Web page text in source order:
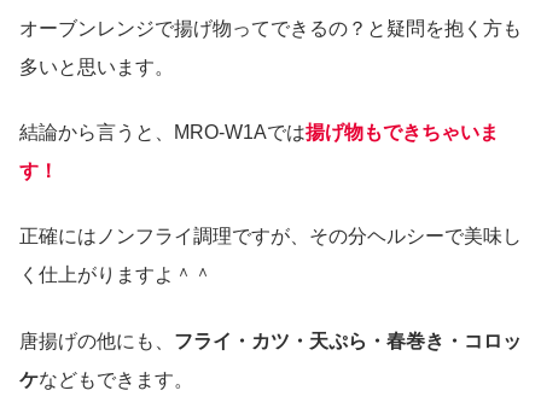
オーブンレンジで揚げ物ってできるの？と疑問を抱く方も
多いと思います。
結論から言うと、MRO-W1Aでは揚げ物もできちゃいま
す！
正確にはノンフライ調理ですが、その分ヘルシーで美味し
く仕上がりますよ＾＾
唐揚げの他にも、 フライ・カツ・天ぷら・春巻き・コロッ
ケなどもできます。